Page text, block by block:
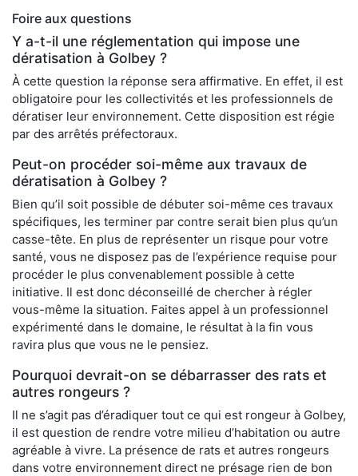
Foire aux questions
Y a-t-il une réglementation qui impose une
dératisation à Golbey ?
À cette question la réponse sera affirmative. En effet, il est
obligatoire pour les collectivités et les professionnels de
dératiser leur environnement. Cette disposition est régie
par des arrêtés préfectoraux.
Peut-on procéder soi-même aux travaux de
dératisation à Golbey ?
Bien qu’il soit possible de débuter soi-même ces travaux
spécifiques, les terminer par contre serait bien plus qu’un
casse-tête. En plus de représenter un risque pour votre
santé, vous ne disposez pas de l’expérience requise pour
procéder le plus convenablement possible à cette
initiative. Il est donc déconseillé de chercher à régler
vous-même la situation. Faites appel à un professionnel
expérimenté dans le domaine, le résultat à la fin vous
ravira plus que vous ne le pensiez.
Pourquoi devrait-on se débarrasser des rats et
autres rongeurs ?
Il ne s’agit pas d’éradiquer tout ce qui est rongeur à Golbey,
il est question de rendre votre milieu d’habitation ou autre
agréable à vivre. La présence de rats et autres rongeurs
dans votre environnement direct ne présage rien de bon